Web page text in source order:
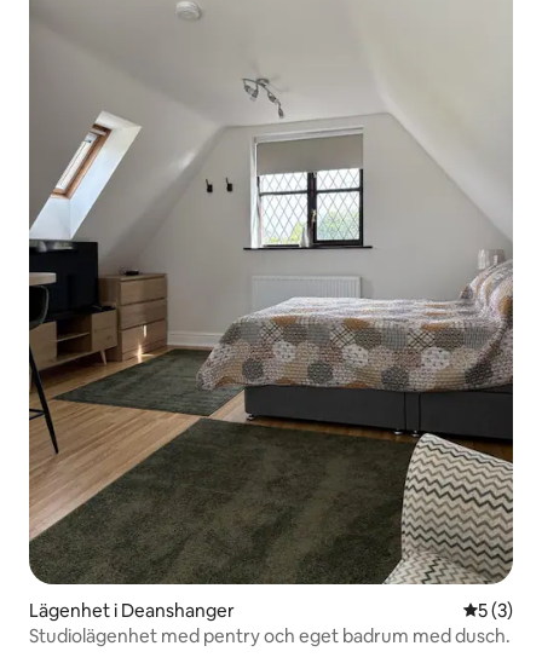
Lägenhet i Deanshanger 5 av 5 i
5 (3)
Studiolägenhet med pentry och eget badrum med dusch.